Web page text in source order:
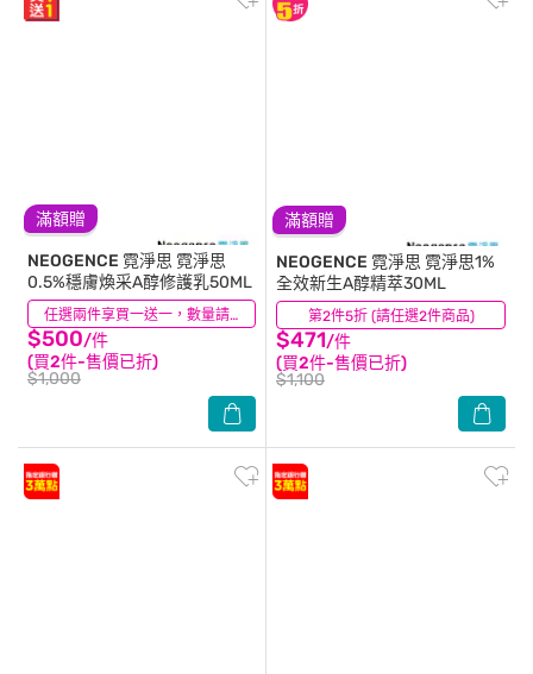
滿額贈
任選兩件享買一送一，數量請選2件
NEOGENCE 霓淨思 霓淨思
0.5%穩膚煥采A醇修護乳50ML
$500/件
(買2件-售價已折)
$1,000
(1)
滿額贈
第2件5折 (請任選2件商品)
NEOGENCE 霓淨思 霓淨思1%
全效新生A醇精萃30ML
$471/件
(買2件-售價已折)
$1,100
(4)